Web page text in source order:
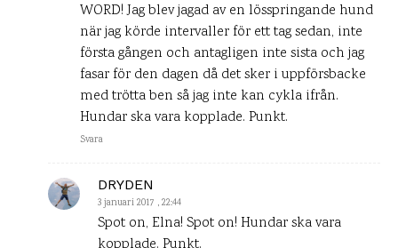
WORD! Jag blev jagad av en lösspringande hund
när jag körde intervaller för ett tag sedan, inte
första gången och antagligen inte sista och jag
fasar för den dagen då det sker i uppförsbacke
med trötta ben så jag inte kan cykla ifrån.
Hundar ska vara kopplade. Punkt.
Svara
DRYDEN
3 januari 2017 , 22:44
Spot on, Elna! Spot on! Hundar ska vara